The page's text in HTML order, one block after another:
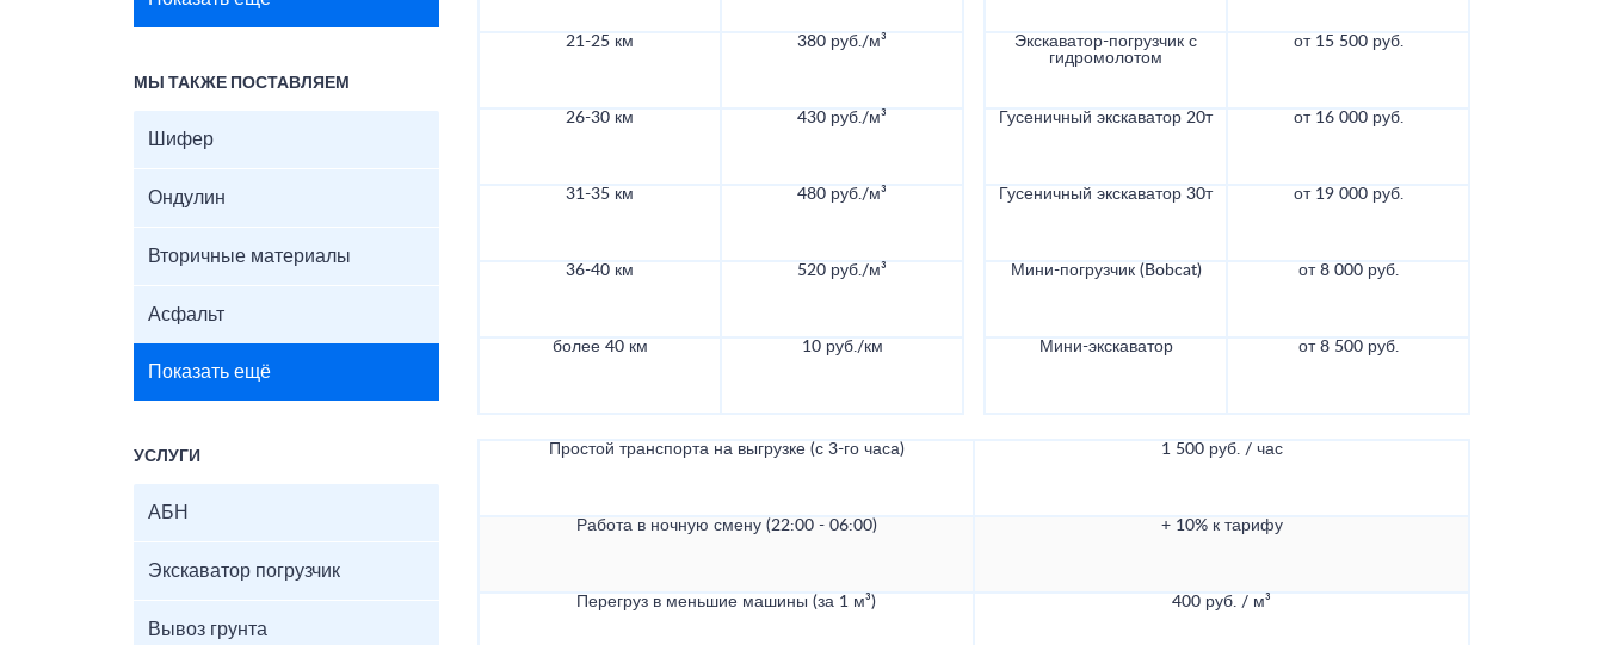
МЫ ТАКЖЕ ПОСТАВЛЯЕМ
Шифер
Ондулин
Вторичные материалы
Асфальт
Показать ещё
УСЛУГИ
АБН
Экскаватор погрузчик
Вывоз грунта
21-25 км 380 руб./м³
26-30 км 430 руб./м³
31-35 км 480 руб./м³
36-40 км 520 руб./м³
более 40 км 10 руб./км
Экскаватор-погрузчик с
гидромолотом
от 15 500 руб.
Гусеничный экскаватор 20т от 16 000 руб.
Гусеничный экскаватор 30т от 19 000 руб.
Мини-погрузчик (Bobcat) от 8 000 руб.
Мини-экскаватор от 8 500 руб.
Простой транспорта на выгрузке (с 3-го часа) 1 500 руб. / час
Работа в ночную смену (22:00 - 06:00) + 10% к тарифу
Перегруз в меньшие машины (за 1 м³) 400 руб. / м³